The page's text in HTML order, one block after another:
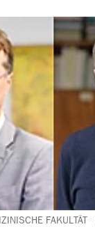
FAKULTÄT